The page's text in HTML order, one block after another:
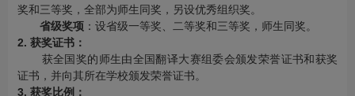
奖和三等奖，全部为师生同奖，另设优秀组织奖。
省级奖项 ：设省级一等奖、二等奖和三等奖，师生同奖。
2. 获奖证书：
获全国奖的师生由全国翻译大赛组委会颁发荣誉证书和获奖
证书，并向其所在学校颁发荣誉证书。
3. 获奖比例：